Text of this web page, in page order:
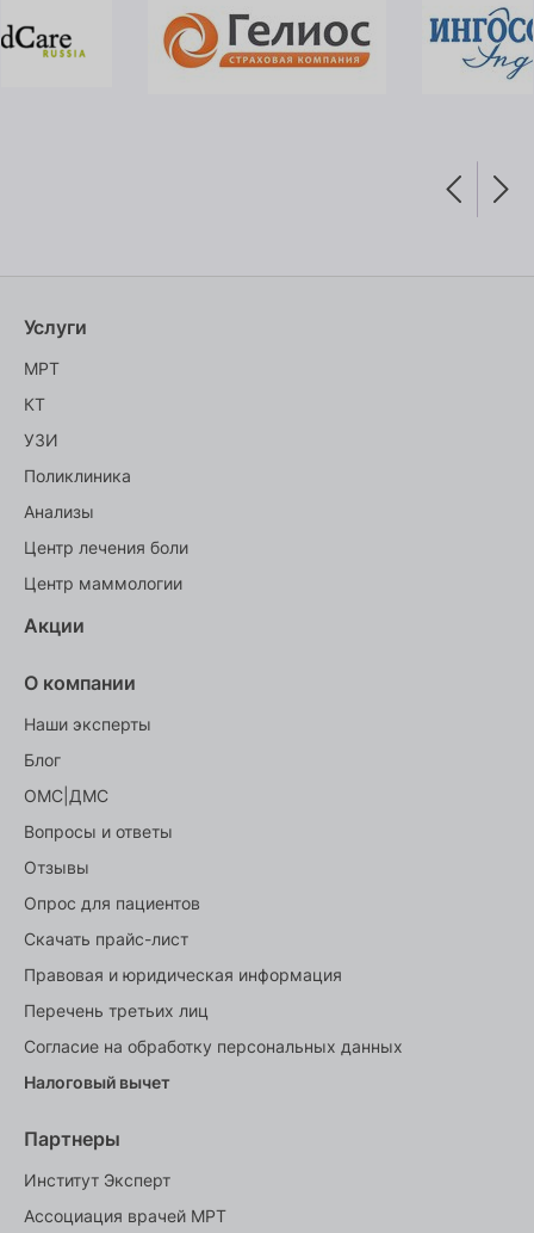
Услуги
МРТ
КТ
УЗИ
Поликлиника
Анализы
Центр лечения боли
Центр маммологии
Акции
О компании
Наши эксперты
Блог
ОМС|ДМС
Вопросы и ответы
Отзывы
Опрос для пациентов
Скачать прайс-лист
Правовая и юридическая информация
Перечень третьих лиц
Согласие на обработку персональных данных
Налоговый вычет
Партнеры
Институт Эксперт
Ассоциация врачей МРТ